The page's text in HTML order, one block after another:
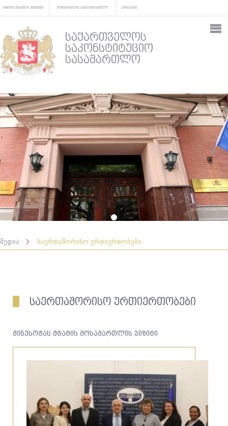
ხშირად დასმული კითხვები მომხმარებლის სახელმძღვანელო კონტაქტი
საქართველოს
საკონსტიტუციო
სასამართლო
მედია საერთაშორისო ურთიერთობები
საერთაშორისო ურთიერთობები
მინესოტას შტატის მოსამართლის ვიზიტი